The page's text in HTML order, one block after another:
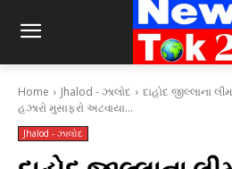
Home Jhalod - ઝાલોદ
દાહોદ જીલ્લાના
હઝારો મુસાફરો અટવાયા...
Jhalod - ઝાલોદ